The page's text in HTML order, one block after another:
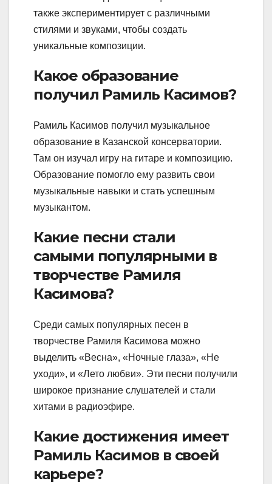
также экспериментирует с различными
стилями и звуками, чтобы создать
уникальные композиции.
Какое образование
получил Рамиль Касимов?
Рамиль Касимов получил музыкальное
образование в Казанской консерватории.
Там он изучал игру на гитаре и композицию.
Образование помогло ему развить свои
музыкальные навыки и стать успешным
музыкантом.
Какие песни стали
самыми популярными в
творчестве Рамиля
Касимова?
Среди самых популярных песен в
творчестве Рамиля Касимова можно
выделить «Весна», «Ночные глаза», «Не
уходи», и «Лето любви». Эти песни получили
широкое признание слушателей и стали
хитами в радиоэфире.
Какие достижения имеет
Рамиль Касимов в своей
карьере?